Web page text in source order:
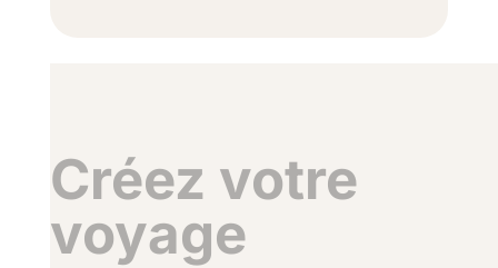
Créez votre
voyage